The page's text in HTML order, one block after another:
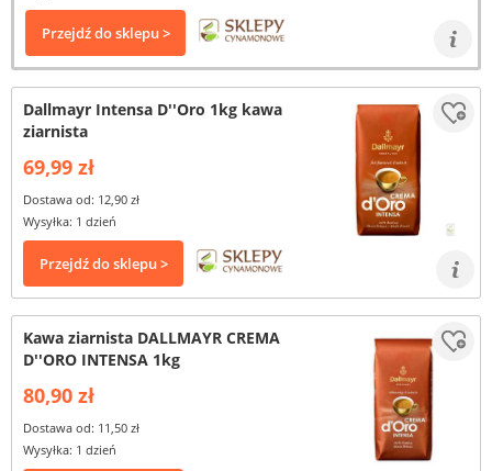
Przejdź do sklepu >
Dallmayr Intensa D''Oro 1kg kawa
ziarnista
69,99 zł
Dostawa od: 12,90 zł
Wysyłka: 1 dzień
Przejdź do sklepu >
Kawa ziarnista DALLMAYR CREMA
D''ORO INTENSA 1kg
80,90 zł
Dostawa od: 11,50 zł
Wysyłka: 1 dzień